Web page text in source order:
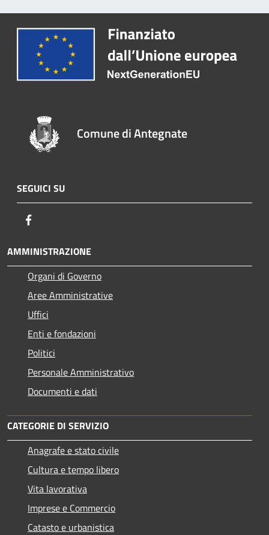
Comune di Antegnate
SEGUICI SU
AMMINISTRAZIONE
Organi di Governo
Aree Amministrative
Uffici
Enti e fondazioni
Politici
Personale Amministrativo
Documenti e dati
CATEGORIE DI SERVIZIO
Anagrafe e stato civile
Cultura e tempo libero
Vita lavorativa
Imprese e Commercio
Catasto e urbanistica